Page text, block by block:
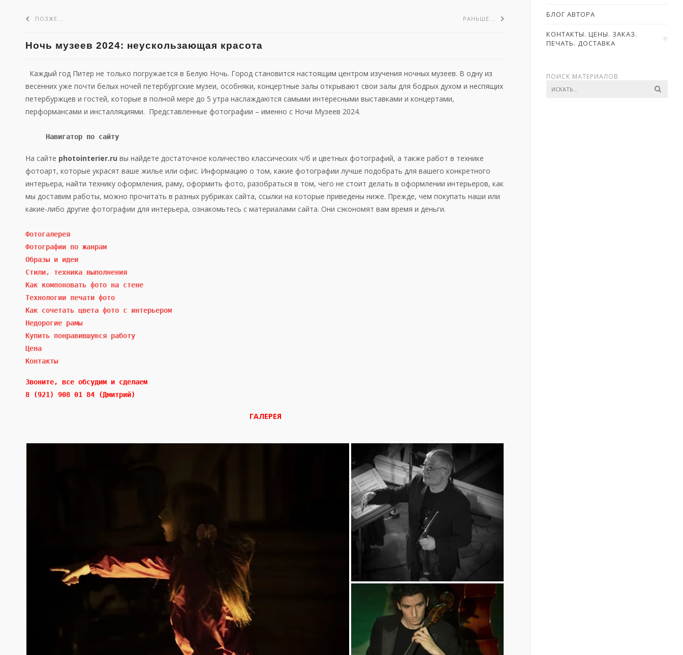
БЛОГ АВТОРА
КОНТАКТЫ. ЦЕНЫ. ЗАКАЗ.
ПЕЧАТЬ. ДОСТАВКА
ПОИСК МАТЕРИАЛОВ
ПОЗЖЕ... РАНЬШЕ...
Ночь музеев 2024: неускользающая красота
Каждый год Питер не только погружается в Белую Ночь. Город становится настоящим центром изучения ночных музеев. В одну из
весенних уже почти белых ночей петербургские музеи, особняки, концертные залы открывают свои залы для бодрых духом и неспящих
петербуржцев и гостей, которые в полной мере до 5 утра наслаждаются самыми интересными выставками и концертами,
перформансами и инсталляциями. Представленные фотографии – именно с Ночи Музеев 2024.
Навигатор по сайту
На сайте photointerier.ru вы найдете достаточное количество классических ч/б и цветных фотографий, а также работ в технике
фотоарт, которые украсят ваше жилье или офис. Информацию о том, какие фотографии лучше подобрать для вашего конкретного
интерьера, найти технику оформления, раму, оформить фото, разобраться в том, чего не стоит делать в оформлении интерьеров, как
мы доставим работы, можно прочитать в разных рубриках сайта, ссылки на которые приведены ниже. Прежде, чем покупать наши или
какие-либо другие фотографии для интерьера, ознакомьтесь с материалами сайта. Они сэкономят вам время и деньги.
Фотогалерея
Фотографии по жанрам
Образы и идеи
Стили, техника выполнения
Как компоновать фото на стене
Технологии печати фото
Как сочетать цвета фото с интерьером
Недорогие рамы
Купить понравившуюся работу
Цена
Контакты
Звоните, все обсудим и сделаем
8 (921) 908 01 84 (Дмитрий)
ГАЛЕРЕЯ